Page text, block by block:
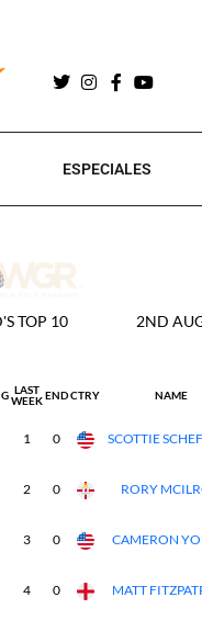
ESPECIALES